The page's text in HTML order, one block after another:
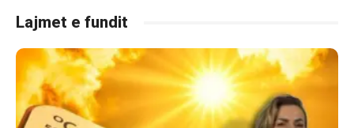
Lajmet e fundit